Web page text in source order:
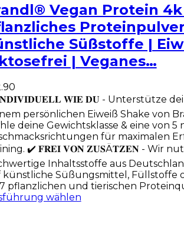
Vegan Protein
Süßstoffe |
| Veganes…
𝐖𝐈𝐄 𝐃𝐔 - Unterstütze
persönlichen Eiweiß Shake von
deine Gewichtsklasse & eine von
für maximalen
✔️ 𝐅𝐑𝐄𝐈 𝐕𝐎𝐍 𝐙𝐔𝐒Ä𝐓𝐙𝐄𝐍 - Wir
Inhaltsstoffe aus
künstliche Süßungsmittel, Füllstoffe
pflanzlichen und tierischen
wählen